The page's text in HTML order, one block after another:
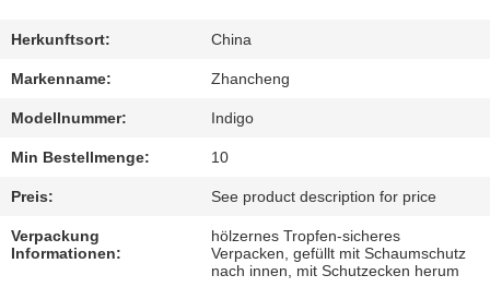
BITTE
UM
EIN
ANGEBOT
SITEMAP
Herkunftsort: China
Markenname: Zhancheng
Modellnummer: Indigo
Min Bestellmenge: 10
Preis: See product description for price
Verpackung
Informationen:
hölzernes Tropfen-sicheres
Verpacken, gefüllt mit Schaumschutz
nach innen, mit Schutzecken herum